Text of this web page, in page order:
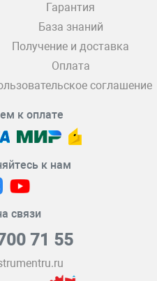
Гарантия
База знаний
Получение и доставка
Оплата
соглашение
к оплате
к нам
связи
71 55